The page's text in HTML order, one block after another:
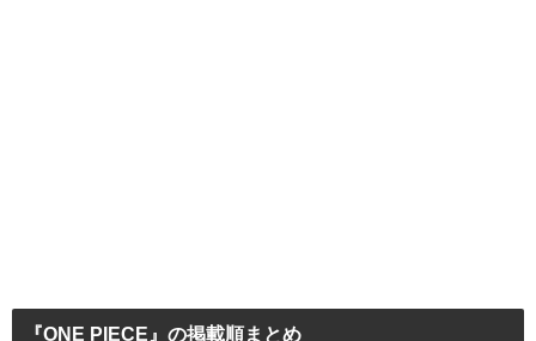
『ONE PIECE』の掲載順まとめ